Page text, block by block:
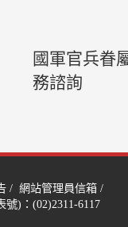
國軍官兵眷
務諮詢
/ 網站管理員信箱 /
號)：(02)2311-6117